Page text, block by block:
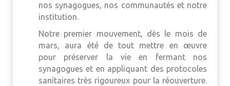
nos synagogues, nos communautés et notre
institution.
Notre premier mouvement, dès le mois de
mars, aura été de tout mettre en œuvre
pour préserver la vie en fermant nos
synagogues et en appliquant des protocoles
sanitaires très rigoureux pour la réouverture.